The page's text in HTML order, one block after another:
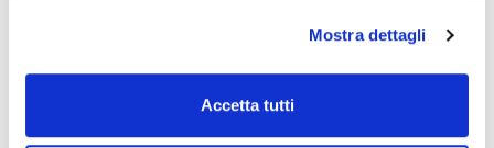
Mostra dettagli
Accetta tutti
Registrati per i download